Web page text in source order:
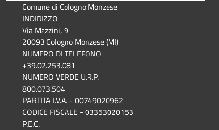
Comune di Cologno Monzese
INDIRIZZO
Via Mazzini, 9
20093 Cologno Monzese (MI)
NUMERO DI TELEFONO
+39.02.253.081
NUMERO VERDE U.R.P.
800.073.504
PARTITA I.V.A. - 00749020962
CODICE FISCALE - 03353020153
P.E.C.